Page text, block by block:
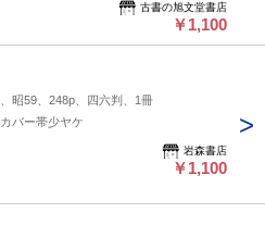
古書の旭文堂書店
￥1,100
昭59、248p、四六判、1冊
バー帯少ヤケ
岩森書店
￥1,100